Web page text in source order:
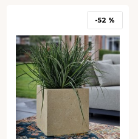
-52 %